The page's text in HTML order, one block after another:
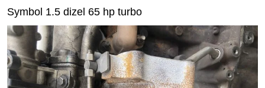
Symbol 1.5 dizel 65 hp turbo